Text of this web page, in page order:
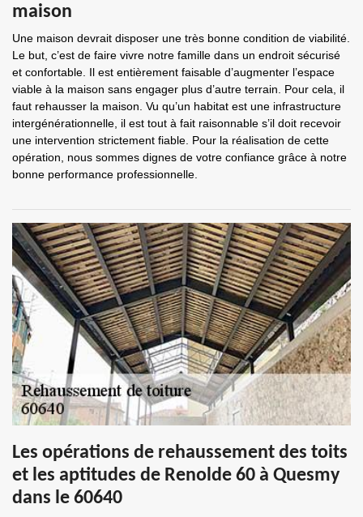
maison
Une maison devrait disposer une très bonne condition de viabilité.
Le but, c’est de faire vivre notre famille dans un endroit sécurisé
et confortable. Il est entièrement faisable d’augmenter l’espace
viable à la maison sans engager plus d’autre terrain. Pour cela, il
faut rehausser la maison. Vu qu’un habitat est une infrastructure
intergénérationnelle, il est tout à fait raisonnable s’il doit recevoir
une intervention strictement fiable. Pour la réalisation de cette
opération, nous sommes dignes de votre confiance grâce à notre
bonne performance professionnelle.
Les opérations de rehaussement des toits
et les aptitudes de Renolde 60 à Quesmy
dans le 60640